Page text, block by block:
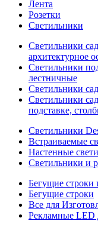
Лента
Розетки
Светильники
Светильники
архитектурное
Светильники
лестничные
Светильники
Светильники
подставке,
Светильники
Встраиваемые
Настенные
Светильники и
Бегущие строки
Бегущие строки
Все для
Рекламные LED